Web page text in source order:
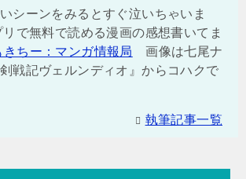
シーンをみるとすぐ泣いちゃいま
で無料で読める漫画の感想書いてま
きちー：マンガ情報局
画像は七尾ナ
戦記ヴェルンディオ』からコハクで
執筆記事一覧